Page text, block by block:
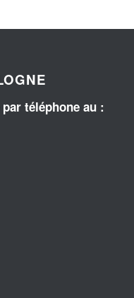
téléphone au: